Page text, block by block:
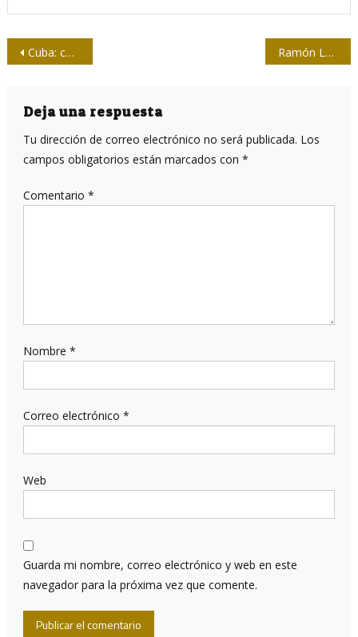
Navegación
entradas
Cuba: corazón de la resistencia; resistencia con corazón Ramón Labañino: “En Cuba mandamos los cubanos”
Deja una respuesta
Tu dirección de correo electrónico no será publicada. Los
campos obligatorios están marcados con *
Comentario *
Nombre *
Correo electrónico *
Web
Guarda mi nombre, correo electrónico y web en este
navegador para la próxima vez que comente.